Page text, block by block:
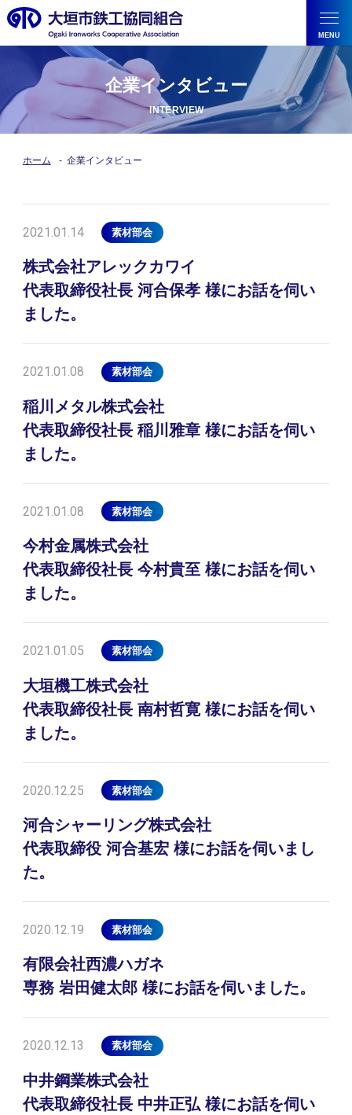
企業インタビュー
ホーム 企業インタビュー
2021.01.14 素材部会
株式会社アレックカワイ
代表取締役社長 河合保孝 様にお話を伺い
ました。
2021.01.08 素材部会
稲川メタル株式会社
代表取締役社長 稲川雅章 様にお話を伺い
ました。
2021.01.08 素材部会
今村金属株式会社
代表取締役社長 今村貴至 様にお話を伺い
ました。
2021.01.05 素材部会
大垣機工株式会社
代表取締役社長 南村哲寛 様にお話を伺い
ました。
2020.12.25 素材部会
河合シャーリング株式会社
代表取締役 河合基宏 様にお話を伺いまし
た。
2020.12.19 素材部会
有限会社西濃ハガネ
専務 岩田健太郎 様にお話を伺いました。
2020.12.13 素材部会
中井鋼業株式会社
代表取締役社長 中井正弘 様にお話を伺い